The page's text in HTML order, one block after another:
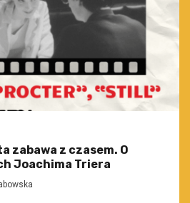
zabawa z czasem. O
Joachima Triera